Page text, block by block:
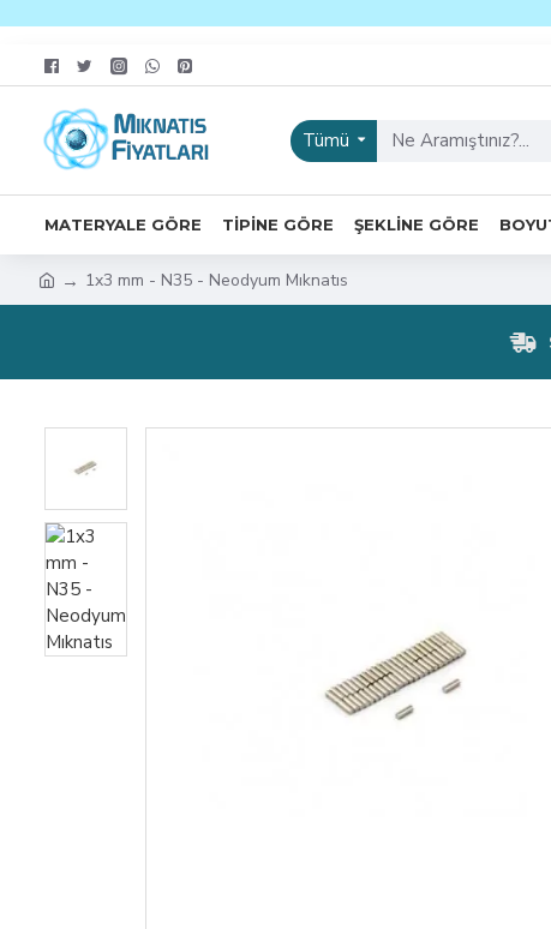
Tümü
MATERYALE GÖRE TIPINE GÖRE ŞEKLINE GÖRE
1x3 mm - N35 - Neodyum Mıknatıs